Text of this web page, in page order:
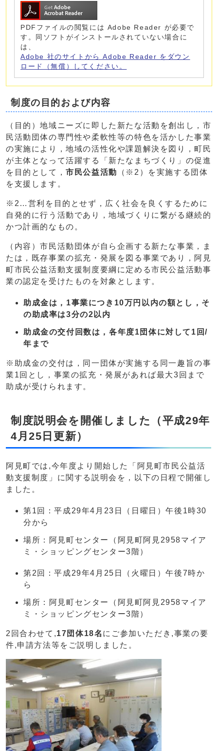
PDFファイルの閲覧には Adobe Reader が必要で
す。同ソフトがインストールされていない場合に
は、
Adobe 社のサイトから Adobe Reader をダウン
ロード（無償）してください。
制度の目的および内容
（目的）地域ニーズに即した新たな活動を創出し，市
民活動団体の専門性や柔軟性等の特色を活かした事業
の実施により，地域の活性化や課題解決を図り，町民
が主体となって活躍する「新たなまちづくり」の促進
を目的として，市民公益活動
（※2）を実施する団体
を支援します。
※2…営利を目的とせず，広く社会を良くするために
自発的に行う活動であり，地域づくりに繋がる継続的
かつ計画的なもの。
（内容）市民活動団体が自ら企画する新たな事業，ま
たは，既存事業の拡充・発展を図る事業であり，阿見
町市民公益活動支援制度要綱に定める市民公益活動事
業の認定を受けたものを対象とします。
助成金は，1事業につき10万円以内の額とし，そ
の助成率は3分の2以内
助成金の交付回数は，各年度1団体に対して1回/
年まで
※助成金の交付は，同一団体が実施する同一趣旨の事
業1回とし，事業の拡充・発展があれば最大3回まで
助成が受けられます。
制度説明会を開催しました（平成29年
4月25日更新）
阿見町では,今年度より開始した「阿見町市民公益活
動支援制度」に関する説明会を，以下の日程で開催し
ました。
第1回：平成29年4月23日（日曜日）午後1時30
分から
場所：阿見町センター（阿見町阿見2958マイア
ミ・ショッピングセンター3階）
第2回：平成29年4月25日（火曜日）午後7時か
ら
場所：阿見町センター（阿見町阿見2958マイア
ミ・ショッピングセンター3階）
2回合わせて,17団体18名 にご参加いただき,事業の要
件,申請方法等をご説明しました。